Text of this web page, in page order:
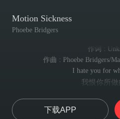
Motion Sickness
Phoebe Bridgers
作词 :
作曲 : Phoebe Bridgers/
I hate you for
我恨你所做
我像个孩子一
I faked it every time
下载APP